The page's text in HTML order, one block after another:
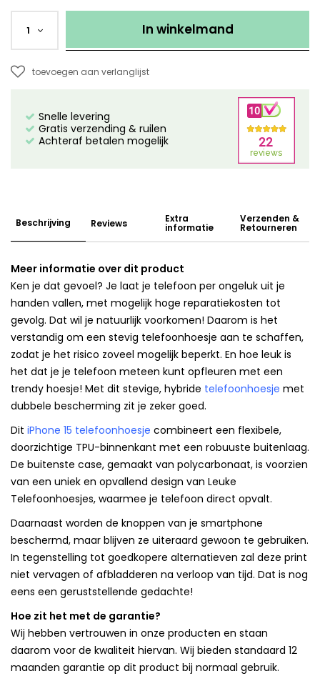
1 In winkelmand
toevoegen aan verlanglijst
Snelle levering
Gratis verzending & ruilen
Achteraf betalen mogelijk
Beschrijving Reviews Extra
informatie
Verzenden &
Retourneren
Meer informatie over dit product
Ken je dat gevoel? Je laat je telefoon per ongeluk uit je
handen vallen, met mogelijk hoge reparatiekosten tot
gevolg. Dat wil je natuurlijk voorkomen! Daarom is het
verstandig om een stevig telefoonhoesje aan te schaffen,
zodat je het risico zoveel mogelijk beperkt. En hoe leuk is
het dat je je telefoon meteen kunt opfleuren met een
trendy hoesje! Met dit stevige, hybride telefoonhoesje met
dubbele bescherming zit je zeker goed.
Dit iPhone 15 telefoonhoesje combineert een flexibele,
doorzichtige TPU-binnenkant met een robuuste buitenlaag.
De buitenste case, gemaakt van polycarbonaat, is voorzien
van een uniek en opvallend design van Leuke
Telefoonhoesjes, waarmee je telefoon direct opvalt.
Daarnaast worden de knoppen van je smartphone
beschermd, maar blijven ze uiteraard gewoon te gebruiken.
In tegenstelling tot goedkopere alternatieven zal deze print
niet vervagen of afbladderen na verloop van tijd. Dat is nog
eens een geruststellende gedachte!
Hoe zit het met de garantie?
Wij hebben vertrouwen in onze producten en staan
daarom voor de kwaliteit hiervan. Wij bieden standaard 12
maanden garantie op dit product bij normaal gebruik.